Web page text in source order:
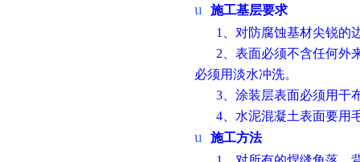
u
施工基层要求
1
、对防腐蚀基材尖锐
2 、表面必须不含任何
必须用淡水冲洗。
3 、涂装层表面必须用
4、水泥混凝土表面要用
u
施工方法